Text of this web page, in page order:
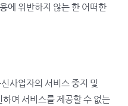
에 위반하지 않는 한 어떠한
사업자의 서비스 중지 및
여 서비스를 제공할 수 없는